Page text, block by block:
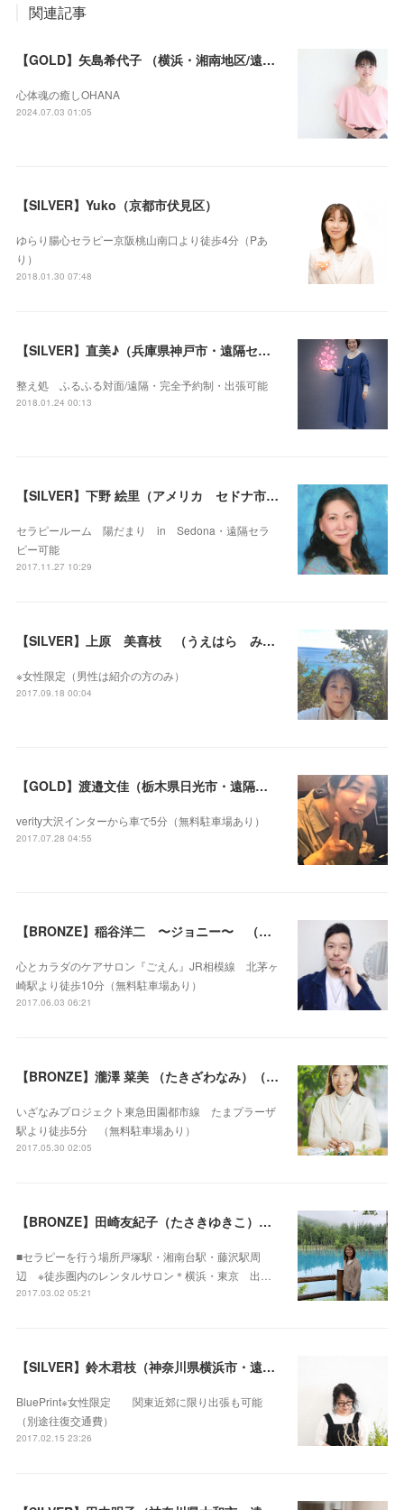
関連記事
【GOLD】矢島希代子 （横浜・湘南地区/遠隔セラピー可）
心体魂の癒しOHANA
2024.07.03 01:05
【SILVER】Yuko（京都市伏見区）
ゆらり腸心セラピー京阪桃山南口より徒歩4分（Pあ
り）
2018.01.30 07:48
【SILVER】直美♪（兵庫県神戸市・遠隔セラピー可）
整え処 ふるふる対面/遠隔・完全予約制・出張可能
2018.01.24 00:13
【SILVER】下野 絵里（アメリカ セドナ市・遠隔セラピー可）
セラピールーム 陽だまり in Sedona・遠隔セラ
ピー可能
2017.11.27 10:29
【SILVER】上原 美喜枝 （うえはら みき）え）（東京都品川区・遠隔セラピー可）
※女性限定（男性は紹介の方のみ）
2017.09.18 00:04
【GOLD】渡邉文佳（栃木県日光市・遠隔セラピー可）
verity大沢インターから車で5分（無料駐車場あり）
2017.07.28 04:55
【BRONZE】稲谷洋二 〜ジョニー〜 （神奈川県茅ヶ崎市）
心とカラダのケアサロン『ごえん』JR相模線 北茅ヶ
崎駅より徒歩10分（無料駐車場あり）
2017.06.03 06:21
【BRONZE】瀧澤 菜美 （たきざわなみ）（神奈川県横浜市）
いざなみプロジェクト東急田園都市線 たまプラーザ
駅より徒歩5分 （無料駐車場あり）
2017.05.30 02:05
【BRONZE】田崎友紀子（たさきゆきこ）（神奈川県横浜市・遠隔セラピー可）
■セラピーを行う場所戸塚駅・湘南台駅・藤沢駅周
辺 ※徒歩圏内のレンタルサロン＊横浜・東京 出…
2017.03.02 05:21
【SILVER】鈴木君枝（神奈川県横浜市・遠隔セラピー可）
BluePrint※女性限定 関東近郊に限り出張も可能
（別途往復交通費）
2017.02.15 23:26